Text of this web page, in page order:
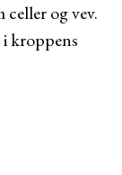
og vev.
i kroppens